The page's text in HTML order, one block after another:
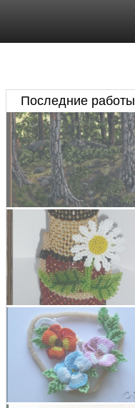
Последние работы